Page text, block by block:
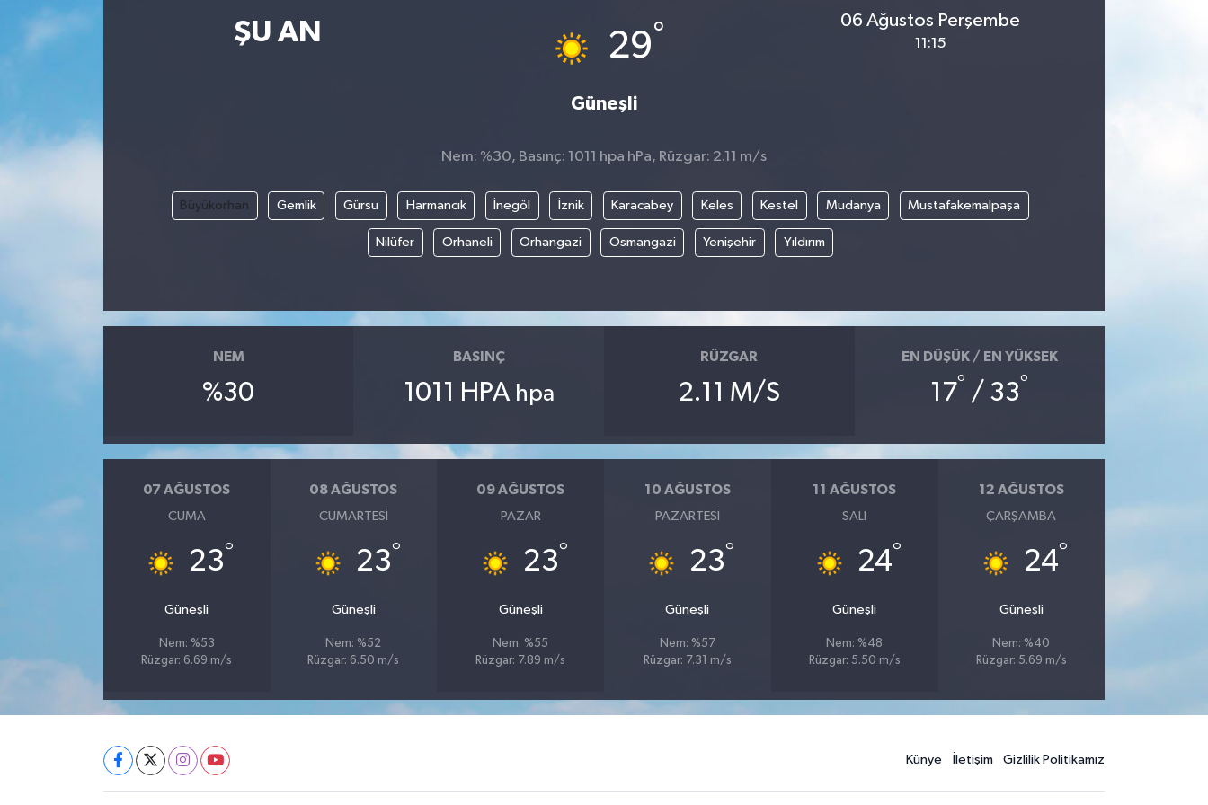
ŞU AN 29°
Güneşli
06 Ağustos Perşembe
11:15
Nem: %30, Basınç: 1011 hpa hPa, Rüzgar: 2.11 m/s
Büyükorhan Gemlik Gürsu Harmancık İnegöl İznik Karacabey Keles Kestel Mudanya Mustafakemalpaşa
Nilüfer Orhaneli Orhangazi Osmangazi Yenişehir Yıldırım
NEM
%30
BASINÇ
1011 HPA hpa
RÜZGAR
2.11 M/S
EN DÜŞÜK / EN YÜKSEK
17° / 33°
07 AĞUSTOS
CUMA
23°
Güneşli
Nem: %53
Rüzgar: 6.69 m/s
08 AĞUSTOS
CUMARTESI
23°
Güneşli
Nem: %52
Rüzgar: 6.50 m/s
09 AĞUSTOS
PAZAR
23°
Güneşli
Nem: %55
Rüzgar: 7.89 m/s
10 AĞUSTOS
PAZARTESI
23°
Güneşli
Nem: %57
Rüzgar: 7.31 m/s
11 AĞUSTOS
SALI
24°
Güneşli
Nem: %48
Rüzgar: 5.50 m/s
12 AĞUSTOS
ÇARŞAMBA
24°
Güneşli
Nem: %40
Rüzgar: 5.69 m/s
Künye İletişim Gizlilik Politikamız